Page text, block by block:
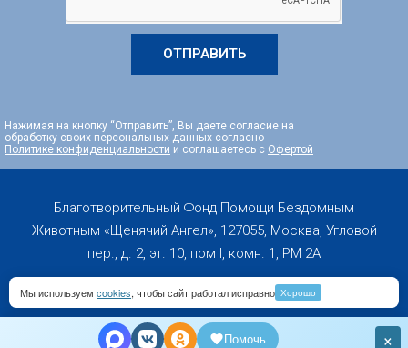
ОТПРАВИТЬ
Нажимая на кнопку “Отправить”, Вы даете согласие на
обработку своих персональных данных согласно
Политике конфиденциальности и соглашаетесь с Офертой
Благотворительный Фонд Помощи Бездомным
Животным «Щенячий Ангел», 127055, Москва, Угловой
пер., д. 2, эт. 10, пом I, комн. 1, PM 2А
Copyright 2019-2026 © All rights Reserved
Мы используем cookies, чтобы сайт работал исправно Хорошо
Помочь ×